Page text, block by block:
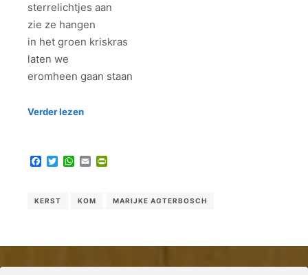
sterrelichtjes aan
zie ze hangen
in het groen kriskras
laten we
eromheen gaan staan
Verder lezen
Facebook
TwitterWhatsApp
Email
KERST KOM MARIJKE AGTERBOSCH